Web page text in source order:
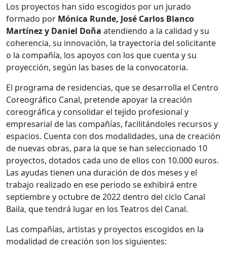
Los proyectos han sido escogidos por un jurado
formado por Mónica Runde, José Carlos Blanco
Martínez y Daniel Doña atendiendo a la calidad y su
coherencia, su innovación, la trayectoria del solicitante
o la compañía, los apoyos con los que cuenta y su
proyección, según las bases de la convocatoria.
El programa de residencias, que se desarrolla el Centro
Coreográfico Canal, pretende apoyar la creación
coreográfica y consolidar el tejido profesional y
empresarial de las compañías, facilitándoles recursos y
espacios. Cuenta con dos modalidades, una de creación
de nuevas obras, para la que se han seleccionado 10
proyectos, dotados cada uno de ellos con 10.000 euros.
Las ayudas tienen una duración de dos meses y el
trabajo realizado en ese periodo se exhibirá entre
septiembre y octubre de 2022 dentro del ciclo Canal
Baila, que tendrá lugar en los Teatros del Canal.
Las compañías, artistas y proyectos escogidos en la
modalidad de creación son los siguientes: